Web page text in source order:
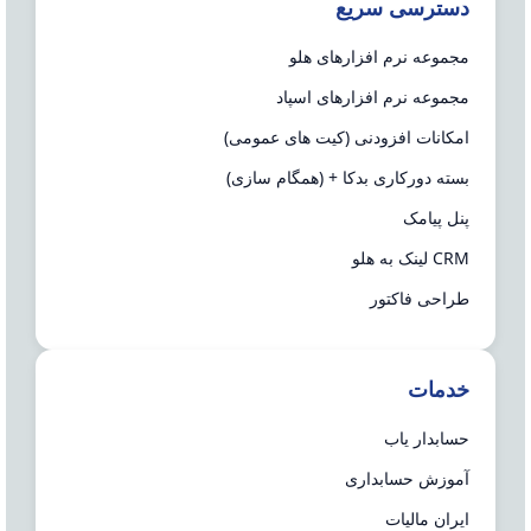
دسترسی سریع
مجموعه نرم افزارهای هلو
مجموعه نرم افزارهای اسپاد
امکانات افزودنی (کیت های عمومی)
بسته دورکاری بدکا + (همگام سازی)
پنل پیامک
CRM لینک به هلو
طراحی فاکتور
خدمات
حسابدار یاب
آموزش حسابداری
ایران مالیات